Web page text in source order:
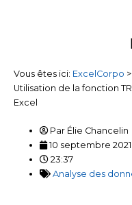
Vous êtes ici: ExcelCorpo >
Utilisation de la fonction
Excel
Par Élie Chancelin
10 septembre 2021
23:37
Analyse des